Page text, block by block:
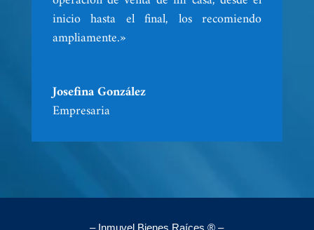
inicio hasta el final, los recomiendo
ampliamente.»
Josefina González
Empresaria